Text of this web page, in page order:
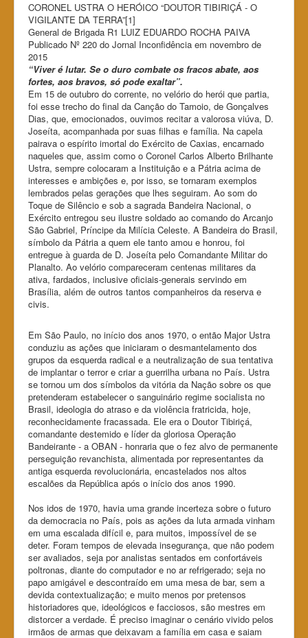
CORONEL USTRA O HERÓICO “DOUTOR TIBIRIÇÁ - O
VIGILANTE DA TERRA”[1]
General de Brigada R1 LUIZ EDUARDO ROCHA PAIVA
Publicado Nº 220 do Jornal Inconfidência em novembro de
2015
“Viver é lutar. Se o duro combate os fracos abate, aos
fortes, aos bravos, só pode exaltar”.
Em 15 de outubro do corrente, no velório do herói que partia,
foi esse trecho do final da Canção do Tamoio, de Gonçalves
Dias, que, emocionados, ouvimos recitar a valorosa viúva, D.
Joseíta, acompanhada por suas filhas e família. Na capela
pairava o espírito imortal do Exército de Caxias, encarnado
naqueles que, assim como o Coronel Carlos Alberto Brilhante
Ustra, sempre colocaram a Instituição e a Pátria acima de
interesses e ambições e, por isso, se tornaram exemplos
lembrados pelas gerações que lhes seguiram. Ao som do
Toque de Silêncio e sob a sagrada Bandeira Nacional, o
Exército entregou seu ilustre soldado ao comando do Arcanjo
São Gabriel, Príncipe da Milícia Celeste. A Bandeira do Brasil,
símbolo da Pátria a quem ele tanto amou e honrou, foi
entregue à guarda de D. Joseíta pelo Comandante Militar do
Planalto. Ao velório compareceram centenas militares da
ativa, fardados, inclusive oficiais-generais servindo em
Brasília, além de outros tantos companheiros da reserva e
civis.
Em São Paulo, no início dos anos 1970, o então Major Ustra
conduziu as ações que iniciaram o desmantelamento dos
grupos da esquerda radical e a neutralização de sua tentativa
de implantar o terror e criar a guerrilha urbana no País. Ustra
se tornou um dos símbolos da vitória da Nação sobre os que
pretenderam estabelecer o sanguinário regime socialista no
Brasil, ideologia do atraso e da violência fratricida, hoje,
reconhecidamente fracassada. Ele era o Doutor Tibiriçá,
comandante destemido e líder da gloriosa Operação
Bandeirante - a OBAN - honraria que o fez alvo de permanente
perseguição revanchista, alimentada por representantes da
antiga esquerda revolucionária, encastelados nos altos
escalões da República após o início dos anos 1990.
Nos idos de 1970, havia uma grande incerteza sobre o futuro
da democracia no País, pois as ações da luta armada vinham
em uma escalada difícil e, para muitos, impossível de se
deter. Foram tempos de elevada insegurança, que não podem
ser avaliados, seja por analistas sentados em confortáveis
poltronas, diante do computador e no ar refrigerado; seja no
papo amigável e descontraído em uma mesa de bar, sem a
devida contextualização; e muito menos por pretensos
historiadores que, ideológicos e facciosos, são mestres em
distorcer a verdade. É preciso imaginar o cenário vivido pelos
irmãos de armas que deixavam a família em casa e saiam